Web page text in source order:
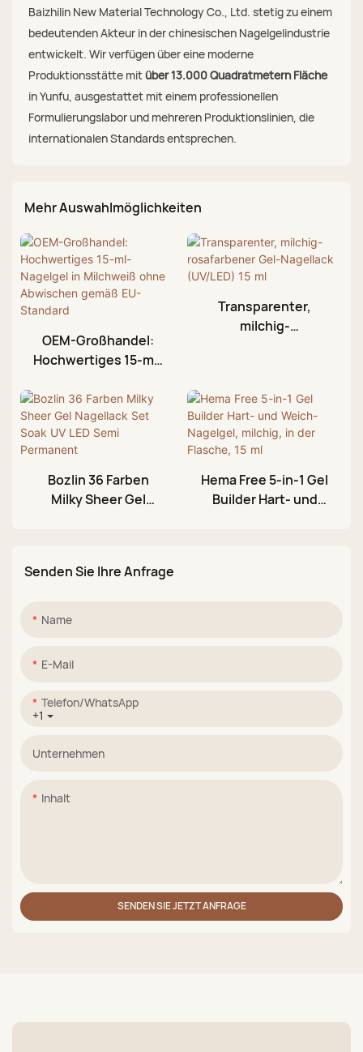
Baizhilin New Material Technology Co., Ltd. stetig zu einem
bedeutenden Akteur in der chinesischen Nagelgelindustrie
entwickelt. Wir verfügen über eine moderne
Produktionsstätte mitüber 13.000 Quadratmetern Fläche
in Yunfu, ausgestattet mit einem professionellen
Formulierungslabor und mehreren Produktionslinien, die
internationalen Standards entsprechen.
Mehr Auswahlmöglichkeiten
OEM-Großhandel:
Hochwertiges 15-ml-
Milchweiß ohne
Abwischen gemäß
EU-Standard
Transparenter,
milchig-
Bozlin 36 Farben
Milky Sheer Gel
Hema Free 5-in-1 Gel
Builder Hart- und
Senden Sie Ihre Anfrage
Name
E-Mail
+1
Telefon/WhatsApp
Unternehmen
Inhalt
SENDEN SIE JETZT ANFRAGE